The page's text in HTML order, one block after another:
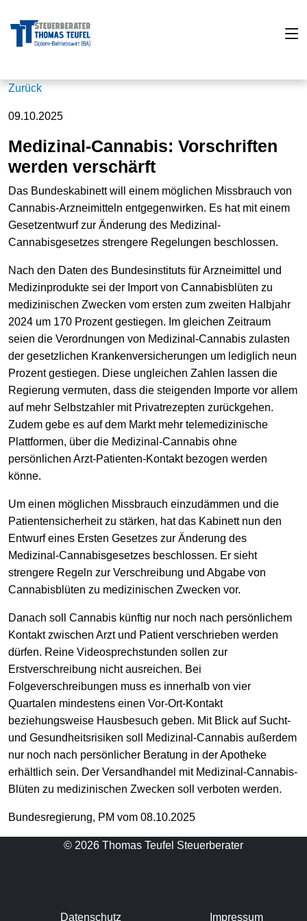
Zurück
09.10.2025
Medizinal-Cannabis: Vorschriften
werden verschärft
Das Bundeskabinett will einem möglichen Missbrauch von
Cannabis-Arzneimitteln entgegenwirken. Es hat mit einem
Gesetzentwurf zur Änderung des Medizinal-
Cannabisgesetzes strengere Regelungen beschlossen.
Nach den Daten des Bundesinstituts für Arzneimittel und
Medizinprodukte sei der Import von Cannabisblüten zu
medizinischen Zwecken vom ersten zum zweiten Halbjahr
2024 um 170 Prozent gestiegen. Im gleichen Zeitraum
seien die Verordnungen von Medizinal-Cannabis zulasten
der gesetzlichen Krankenversicherungen um lediglich neun
Prozent gestiegen. Diese ungleichen Zahlen lassen die
Regierung vermuten, dass die steigenden Importe vor allem
auf mehr Selbstzahler mit Privatrezepten zurückgehen.
Zudem gebe es auf dem Markt mehr telemedizinische
Plattformen, über die Medizinal-Cannabis ohne
persönlichen Arzt-Patienten-Kontakt bezogen werden
könne.
Um einen möglichen Missbrauch einzudämmen und die
Patientensicherheit zu stärken, hat das Kabinett nun den
Entwurf eines Ersten Gesetzes zur Änderung des
Medizinal-Cannabisgesetzes beschlossen. Er sieht
strengere Regeln zur Verschreibung und Abgabe von
Cannabisblüten zu medizinischen Zwecken vor.
Danach soll Cannabis künftig nur noch nach persönlichem
Kontakt zwischen Arzt und Patient verschrieben werden
dürfen. Reine Videosprechstunden sollen zur
Erstverschreibung nicht ausreichen. Bei
Folgeverschreibungen muss es innerhalb von vier
Quartalen mindestens einen Vor-Ort-Kontakt
beziehungsweise Hausbesuch geben. Mit Blick auf Sucht-
und Gesundheitsrisiken soll Medizinal-Cannabis außerdem
nur noch nach persönlicher Beratung in der Apotheke
erhältlich sein. Der Versandhandel mit Medizinal-Cannabis-
Blüten zu medizinischen Zwecken soll verboten werden.
Bundesregierung, PM vom 08.10.2025
© 2026 Thomas Teufel Steuerberater
Datenschutz Impressum